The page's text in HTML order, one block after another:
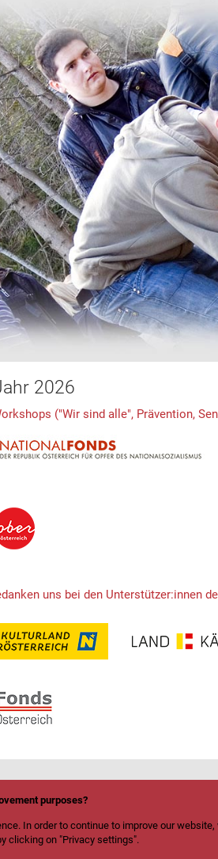
2026
("Wir sind alle", Prävention,
uns bei den Unterstützer:innen
purposes?
In order to continue to improve our website,
clicking on "Privacy settings".